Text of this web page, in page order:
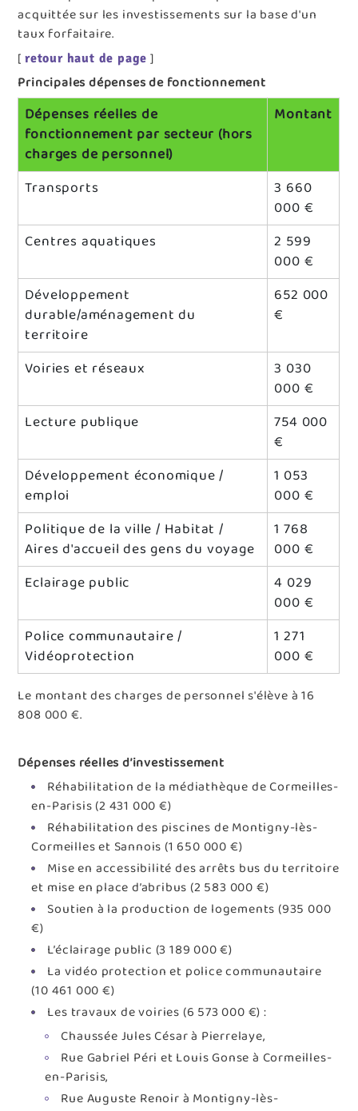
acquittée sur les investissements sur la base d'un
taux forfaitaire.
[retour haut de page ]
Principales dépenses de fonctionnement
Dépenses réelles de
fonctionnement par secteur (hors
charges de personnel)
Montant
Transports
3 660
000 €
Centres aquatiques
2 599
000 €
Développement
durable/aménagement du
territoire
652 000
€
Voiries et réseaux
3 030
000 €
Lecture publique
754 000
€
Développement économique /
emploi
1 053
000 €
Politique de la ville / Habitat /
Aires d'accueil des gens du voyage
1 768
000 €
Eclairage public
4 029
000 €
Police communautaire /
Vidéoprotection
1 271
000 €
Le montant des charges de personnel s'élève à 16
808 000 €.
Dépenses réelles d’investissement
Réhabilitation de la médiathèque de Cormeilles-
en-Parisis (2 431 000 €)
Réhabilitation des piscines de Montigny-lès-
Cormeilles et Sannois (1 650 000 €)
Mise en accessibilité des arrêts bus du territoire
et mise en place d’abribus (2 583 000 €)
Soutien à la production de logements (935 000
€)
L’éclairage public (3 189 000 €)
La vidéo protection et police communautaire
(10 461 000 €)
Les travaux de voiries (6 573 000 €) :
Chaussée Jules César à Pierrelaye,
Rue Gabriel Péri et Louis Gonse à Cormeilles-
en-Parisis,
Rue Auguste Renoir à Montigny-lès-